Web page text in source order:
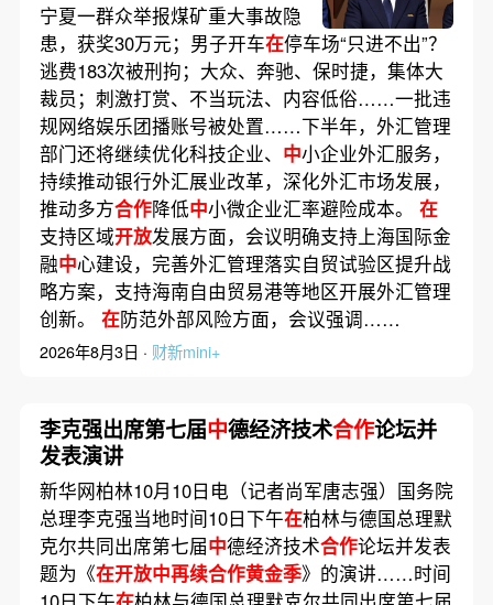
宁夏一群众举报煤矿重大事故隐
患，获奖30万元；男子开车在停车场“只进不出”？
逃费183次被刑拘；大众、奔驰、保时捷，集体大
裁员；刺激打赏、不当玩法、内容低俗……一批违
规网络娱乐团播账号被处置……下半年，外汇管理
部门还将继续优化科技企业、 中小企业外汇服务，
持续推动银行外汇展业改革，深化外汇市场发展，
推动多方合作降低中小微企业汇率避险成本。 在
支持区域开放发展方面，会议明确支持上海国际金
融中心建设，完善外汇管理落实自贸试验区提升战
略方案，支持海南自由贸易港等地区开展外汇管理
创新。 在防范外部风险方面，会议强调……
2026年8月3日 · 财新mini+
李克强出席第七届中德经济技术合作论坛并
发表演讲
新华网柏林10月10日电（记者尚军唐志强）国务院
总理李克强当地时间10日下午在柏林与德国总理默
克尔共同出席第七届中德经济技术合作论坛并发表
题为《在开放中再续合作黄金季》的演讲……时间